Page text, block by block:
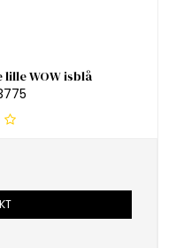
WOW isblå